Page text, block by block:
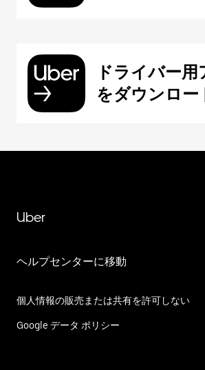
ドライバー用
をダウンロー
Uber
ヘルプセンターに移動
個人情報の販売または共有を許可しない
Google データ ポリシー